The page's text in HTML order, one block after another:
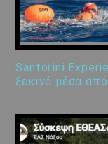
Santorini
ξεκινά μέσα